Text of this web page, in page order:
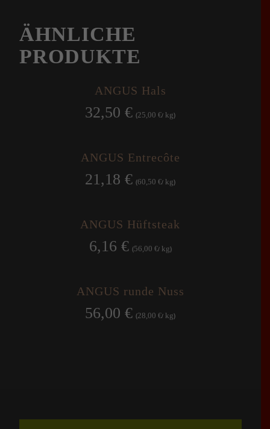
ÄHNLICHE
PRODUKTE
ANGUS Hals
32,50€ (25,00€/ kg)
ANGUS Entrecôte
21,18€ (60,50€/ kg)
ANGUS Hüftsteak
6,16 € (56,00 €/ kg)
ANGUS runde Nuss
56,00€ (28,00€/ kg)